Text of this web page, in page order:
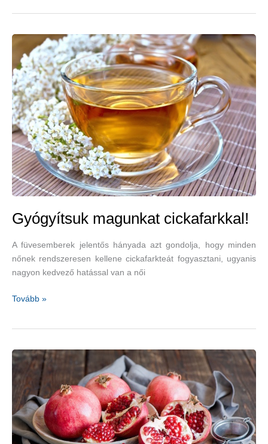
lábfürdőt!
Gyógyítsuk magunkat cickafarkkal!
A füvesemberek jelentős hányada azt gondolja, hogy minden
nőnek rendszeresen kellene cickafarkteát fogyasztani, ugyanis
nagyon kedvező hatással van a női
Gyógyítsuk
Tovább »